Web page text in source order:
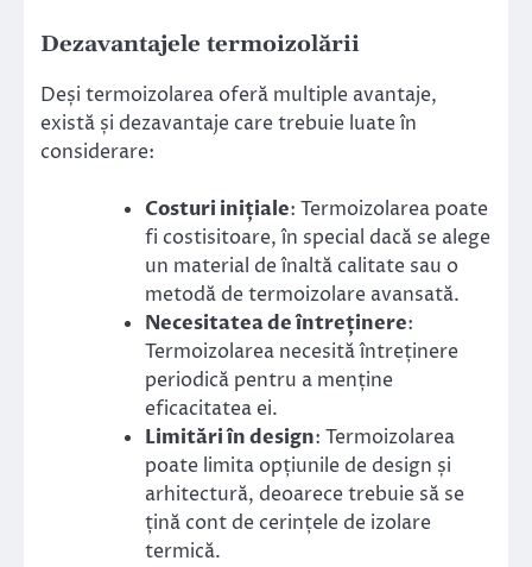
Dezavantajele termoizolării
Deși termoizolarea oferă multiple avantaje,
există și dezavantaje care trebuie luate în
considerare:
Costuri inițiale: Termoizolarea poate
fi costisitoare, în special dacă se alege
un material de înaltă calitate sau o
metodă de termoizolare avansată.
Necesitatea de întreținere:
Termoizolarea necesită întreținere
periodică pentru a menține
eficacitatea ei.
Limitări în design: Termoizolarea
poate limita opțiunile de design și
arhitectură, deoarece trebuie să se
țină cont de cerințele de izolare
termică.